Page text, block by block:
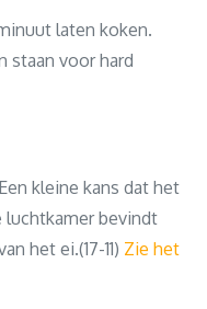
laten koken.
staan voor hard
kleine kans dat het
luchtkamer bevindt
het ei.(17-11) Zie het